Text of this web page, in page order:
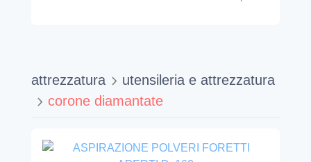
attrezzatura
utensileria e attrezzatura
corone diamantate